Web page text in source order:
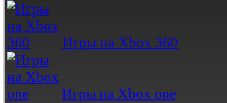
Игры на Xbox 360
Игры на Xbox one